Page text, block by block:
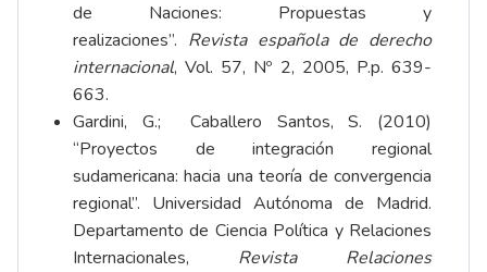
de Naciones: Propuestas y
realizaciones”. Revista española de derecho
internacional, Vol. 57, Nº 2, 2005, P.p. 639-
663.
Gardini, G.; Caballero Santos, S. (2010)
“Proyectos de integración regional
sudamericana: hacia una teoría de convergencia
regional”. Universidad Autónoma de Madrid.
Departamento de Ciencia Política y Relaciones
Internacionales, Revista
Relaciones